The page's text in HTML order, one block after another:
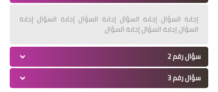
إجابة السؤال إجابة السؤال إجابة السؤال إجابة السؤال إجابة
السؤال إجابة السؤال إجابة السؤال
سؤال رقم 2
سؤال رقم 3